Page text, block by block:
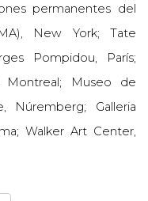
permanentes del
New York; Tate
Pompidou, París;
Montreal; Museo de
Núremberg; Galleria
Walker Art Center,